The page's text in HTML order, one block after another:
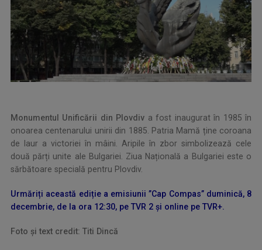
Monumentul Unificării din Plovdiv a fost inaugurat în 1985 în
onoarea centenarului unirii din 1885. Patria Mamă ține coroana
de laur a victoriei în mâini. Aripile în zbor simbolizează cele
două părți unite ale Bulgariei. Ziua Națională a Bulgariei este o
sărbătoare specială pentru Plovdiv.
Urmăriți această ediție a emisiunii ”Cap Compas” duminică, 8
decembrie, de la ora 12:30, pe TVR 2 și online pe TVR+.
Foto și text credit: Titi Dincă